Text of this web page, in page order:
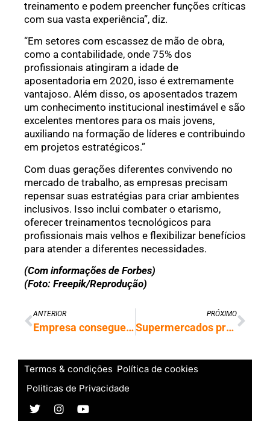
treinamento e podem preencher funções críticas
com sua vasta experiência”, diz.
“Em setores com escassez de mão de obra,
como a contabilidade, onde 75% dos
profissionais atingiram a idade de
aposentadoria em 2020, isso é extremamente
vantajoso. Além disso, os aposentados trazem
um conhecimento institucional inestimável e são
excelentes mentores para os mais jovens,
auxiliando na formação de líderes e contribuindo
em projetos estratégicos.”
Com duas gerações diferentes convivendo no
mercado de trabalho, as empresas precisam
repensar suas estratégias para criar ambientes
inclusivos. Isso inclui combater o etarismo,
oferecer treinamentos tecnológicos para
profissionais mais velhos e flexibilizar benefícios
para atender a diferentes necessidades.
(Com informações de Forbes)
(Foto: Freepik/Reprodução)
ANTERIOR
Empresa consegue liminar e escaneamento de íris continuará no Brasil
PRÓXIMO
Supermercados propõem mudanças no vale-refeição para conter inflação dos alimentos
Termos & condições Política de cookies
Politicas de Privacidade